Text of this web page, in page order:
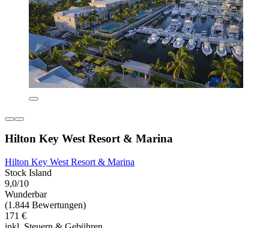
Hilton Key West Resort & Marina
Hilton Key West Resort & Marina
Stock Island
9,0/10
Wunderbar
(1.844 Bewertungen)
171 €